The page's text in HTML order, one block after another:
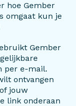
hoe Gember
omgaat kun je
Gember
per e-mail.
ontvangen
jouw
link onderaan